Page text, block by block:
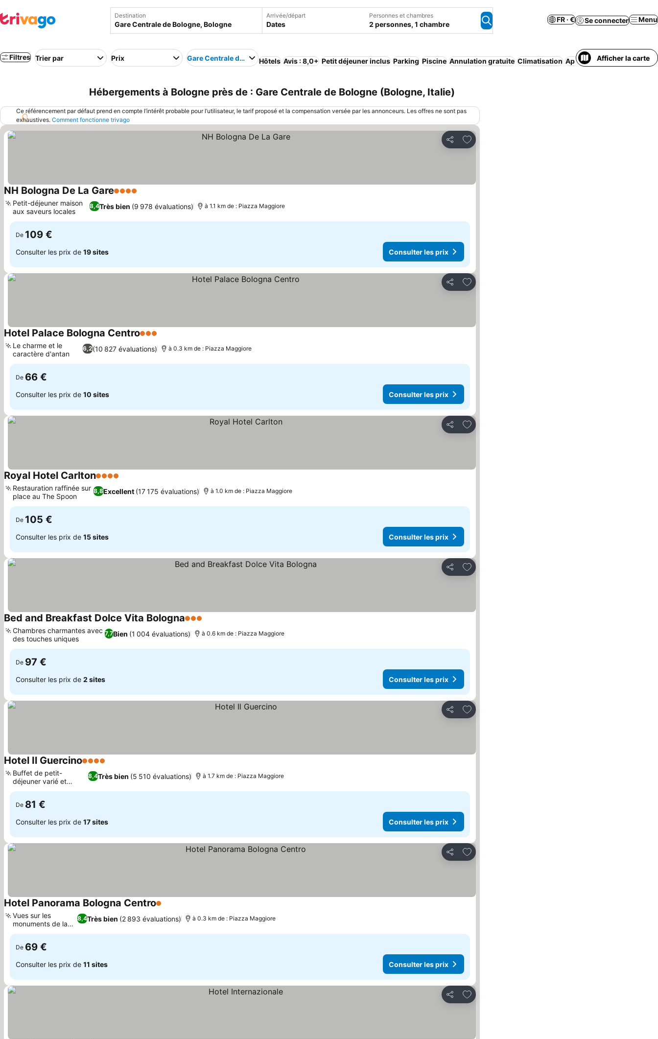
Destination Arrivée/départ
Dates
Personnes et chambres
2 personnes, 1 chambre
FR · € Se connecter Menu
Filtres Trier par Prix Gare Centrale de Bologne
Hôtels Avis : 8,0+ Petit déjeuner inclus Parking Piscine Annulation gratuite Climatisation Appart’hôtel Aucun
Afficher la carte
Hébergements à Bologne près de : Gare Centrale de Bologne (Bologne, Italie)
Ce référencement par défaut prend en compte l’intérêt probable pour l’utilisateur, le tarif proposé et la compensation versée par les annonceurs. Les offres ne sont pas
exhaustives. Comment fonctionne trivago
Partager
Ajouter à mes favoris
NH Bologna De La Gare4 Étoiles
8,4Très bien (9 978 évaluations)
Petit-déjeuner maison
aux saveurs locales
à 1.1 km de : Piazza Maggiore
De 109 €
Consulter les prix de 19 sites Consulter les prix
Partager
Ajouter à mes favoris
Hotel Palace Bologna Centro3 Étoiles
6,2(10 827 évaluations)
Le charme et le
caractère d'antan
à 0.3 km de : Piazza Maggiore
De 66 €
Consulter les prix de 10 sites Consulter les prix
Partager
Ajouter à mes favoris
Royal Hotel Carlton4 Étoiles
8,8Excellent (17 175 évaluations)
Restauration raffinée sur
place au The Spoon
à 1.0 km de : Piazza Maggiore
De 105 €
Consulter les prix de 15 sites Consulter les prix
Partager
Ajouter à mes favoris
Bed and Breakfast Dolce Vita Bologna3 Étoiles
7,7Bien (1 004 évaluations)
Chambres charmantes avec
des touches uniques
à 0.6 km de : Piazza Maggiore
De 97 €
Consulter les prix de 2 sites Consulter les prix
Partager
Ajouter à mes favoris
Hotel Il Guercino4 Étoiles
8,4Très bien (5 510 évaluations)
Buffet de petit-
déjeuner varié et
copieux
à 1.7 km de : Piazza Maggiore
De 81 €
Consulter les prix de 17 sites Consulter les prix
Partager
Ajouter à mes favoris
Hotel Panorama Bologna Centro1 Étoiles
8,4Très bien (2 893 évaluations)
Vues sur les
monuments de la
ville
à 0.3 km de : Piazza Maggiore
De 69 €
Consulter les prix de 11 sites Consulter les prix
Partager
Ajouter à mes favoris